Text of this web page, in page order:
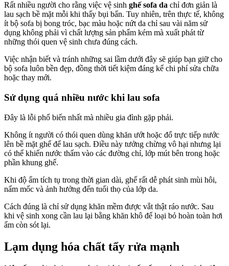
Rất nhiều người cho rằng việc vệ sinh ghế sofa da chỉ đơn giản là
lau sạch bề mặt mỗi khi thấy bụi bẩn. Tuy nhiên, trên thực tế, không
ít bộ sofa bị bong tróc, bạc màu hoặc nứt da chỉ sau vài năm sử
dụng không phải vì chất lượng sản phẩm kém mà xuất phát từ
những thói quen vệ sinh chưa đúng cách.
Việc nhận biết và tránh những sai lầm dưới đây sẽ giúp bạn giữ cho
bộ sofa luôn bền đẹp, đồng thời tiết kiệm đáng kể chi phí sửa chữa
hoặc thay mới.
Sử dụng quá nhiều nước khi lau sofa
Đây là lỗi phổ biến nhất mà nhiều gia đình gặp phải.
Không ít người có thói quen dùng khăn ướt hoặc đổ trực tiếp nước
lên bề mặt ghế để lau sạch. Điều này tưởng chừng vô hại nhưng lại
có thể khiến nước thấm vào các đường chỉ, lớp mút bên trong hoặc
phần khung ghế.
Khi độ ẩm tích tụ trong thời gian dài, ghế rất dễ phát sinh mùi hôi,
nấm mốc và ảnh hưởng đến tuổi thọ của lớp da.
Cách đúng là chỉ sử dụng khăn mềm được vắt thật ráo nước. Sau
khi vệ sinh xong cần lau lại bằng khăn khô để loại bỏ hoàn toàn hơi
ẩm còn sót lại.
Lạm dụng hóa chất tẩy rửa mạnh